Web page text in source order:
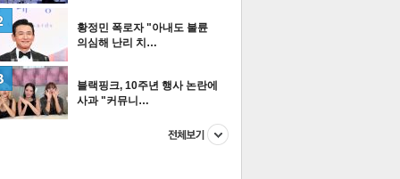
황정민 폭로자 "아내도 불륜
의심해 난리 치…
블랙핑크, 10주년 행사 논란에
사과 "커뮤니…